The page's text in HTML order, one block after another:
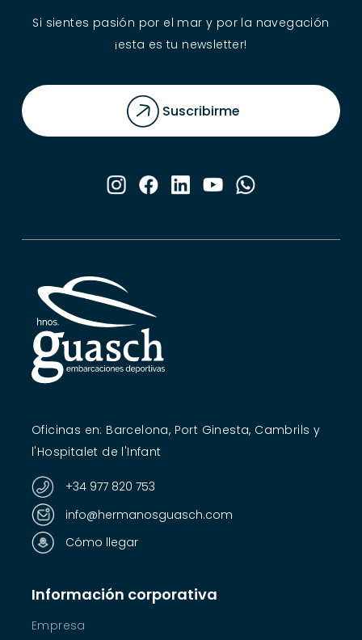
Si sientes pasión por el mar y por la navegación
¡esta es tu newsletter!
Suscribirme
Oficinas en: Barcelona, Port Ginesta, Cambrils y
l'Hospitalet de l'Infant
+34 977 820 753
info@hermanosguasch.com
Cómo llegar
Información corporativa
Empresa